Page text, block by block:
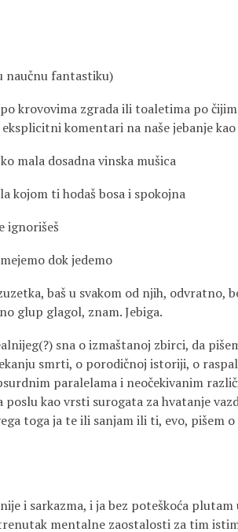
naučnu fantastiku)
krovovima zgrada ili toaletima po
komentari na naše jebanje
mala dosadna vinska mušica
kojom ti hodaš bosa i spokojna
ignorišeš
dok jedemo
baš u svakom od njih, odvratno,
glup glagol, znam. Jebiga.
sna o izmaštanoj zbirci, da
smrti, o porodičnoj istoriji, o
paralelama i neočekivanim
kao vrsti surogata za hvatanje
toga ja te ili sanjam ili ti, evo, pišem
i sarkazma, i ja bez poteškoća
mentalne zaostalosti za tim